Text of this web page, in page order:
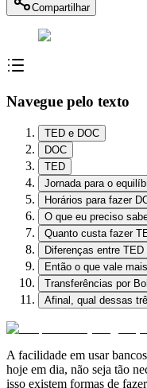
Compartilhar
Navegue pelo texto
TED e DOC
DOC
TED
Jornada para o
Horários para fazer
O que eu preciso
Quanto custa fazer
Diferenças entre TED
Então o que vale
Transferências por
Afinal, qual dessas
A facilidade em usar
hoje em dia, não seja tão
isso existem formas de